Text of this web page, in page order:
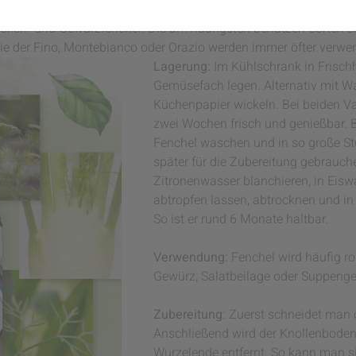
und Gewürzfenchel. Die am häufigsten benutzen Sorten
der Fino, Montebianco oder Orazio werden immer öfter
Lagerung: Im Kühlschrank in
Gemüsefach legen. Alternativ mit
Küchenpapier wickeln. Bei beiden
zwei Wochen frisch und genießbar.
Fenchel waschen und in so große
später für die Zubereitung
Zitronenwasser blanchieren, in
abtropfen lassen, abtrocknen und
So ist er rund 6 Monate haltbar.
Verwendung: Fenchel wird häufig
Gewürz, Salatbeilage oder
Zubereitung: Zuerst schneidet man
Anschließend wird der